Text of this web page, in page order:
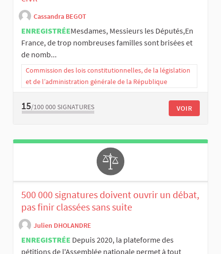
Cassandra BEGOT
ENREGISTRÉE​Mesdames, Messieurs les Députés, ​En
France, de trop nombreuses familles sont brisées et
de nomb...
Commission des lois constitutionnelles, de la législation
et de l’administration générale de la République
15/100 000 SIGNATURES VOIR
500 000 signatures doivent ouvrir un débat,
pas finir classées sans suite
Julien DHOLANDRE
ENREGISTRÉE Depuis 2020, la plateforme des
pétitions de l'Assemblée nationale permet à tout